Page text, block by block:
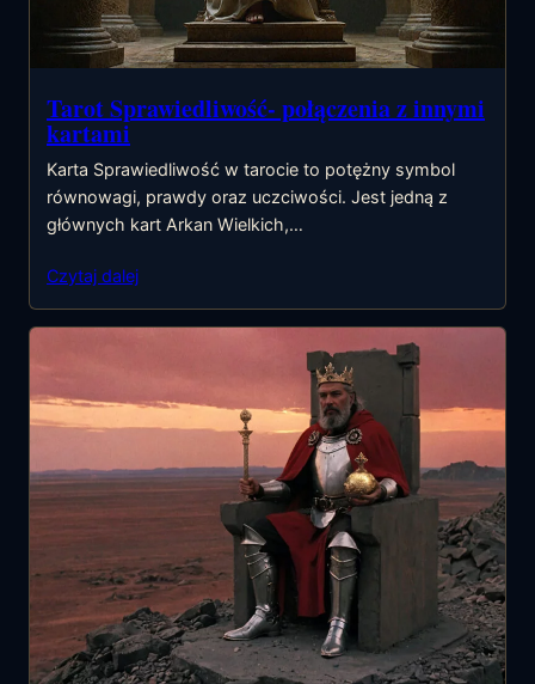
Tarot Sprawiedliwość- połączenia z innymi
kartami
Karta Sprawiedliwość w tarocie to potężny symbol
równowagi, prawdy oraz uczciwości. Jest jedną z
głównych kart Arkan Wielkich,…
Czytaj dalej